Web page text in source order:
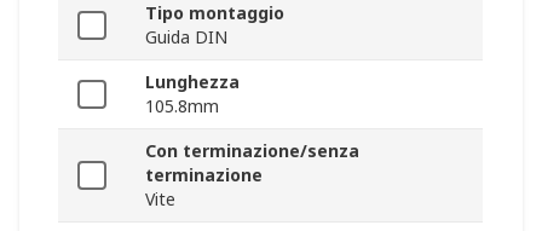
Tipo montaggio
Guida DIN
Lunghezza
105.8mm
Con terminazione/senza
terminazione
Vite